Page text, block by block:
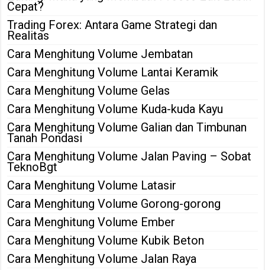
Cepat?
Trading Forex: Antara Game Strategi dan
Realitas
Cara Menghitung Volume Jembatan
Cara Menghitung Volume Lantai Keramik
Cara Menghitung Volume Gelas
Cara Menghitung Volume Kuda-kuda Kayu
Cara Menghitung Volume Galian dan Timbunan
Tanah Pondasi
Cara Menghitung Volume Jalan Paving – Sobat
TeknoBgt
Cara Menghitung Volume Latasir
Cara Menghitung Volume Gorong-gorong
Cara Menghitung Volume Ember
Cara Menghitung Volume Kubik Beton
Cara Menghitung Volume Jalan Raya